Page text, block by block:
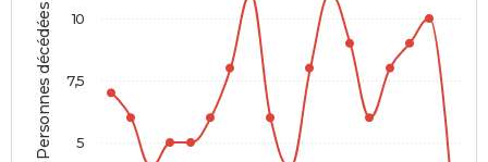
Personnes décédées 10
5
7,5